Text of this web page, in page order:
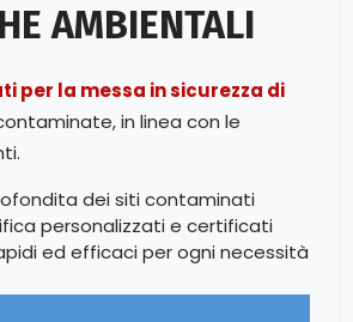
AMBIENTALI
per la messa in sicurezza di
in linea con le
dei siti contaminati
personalizzati e certificati
ed efficaci per ogni necessità